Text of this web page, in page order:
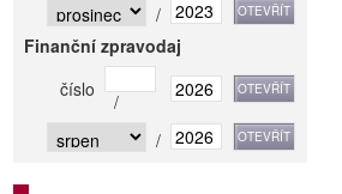
/
Finanční zpravodaj
číslo
/
/